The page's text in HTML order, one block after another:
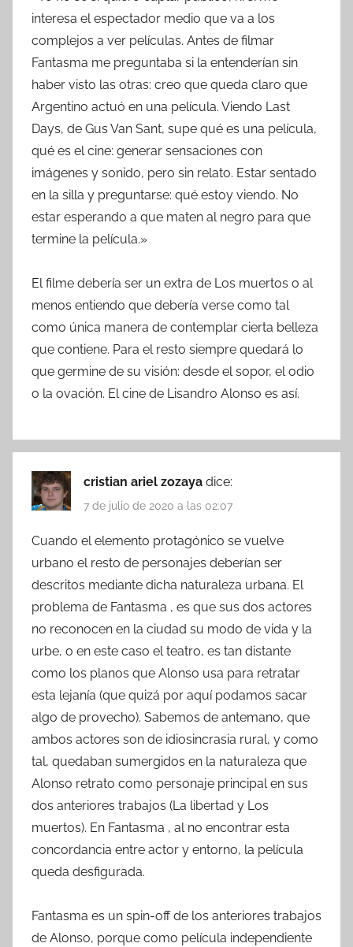
interesa el espectador medio que va a los
complejos a ver películas. Antes de filmar
Fantasma me preguntaba si la entenderían sin
haber visto las otras: creo que queda claro que
Argentino actuó en una película. Viendo Last
Days, de Gus Van Sant, supe qué es una película,
qué es el cine: generar sensaciones con
imágenes y sonido, pero sin relato. Estar sentado
en la silla y preguntarse: qué estoy viendo. No
estar esperando a que maten al negro para que
termine la película.»
El filme debería ser un extra de Los muertos o al
menos entiendo que debería verse como tal
como única manera de contemplar cierta belleza
que contiene. Para el resto siempre quedará lo
que germine de su visión: desde el sopor, el odio
o la ovación. El cine de Lisandro Alonso es así.
cristian ariel zozaya dice:
7 de julio de 2020 a las 02:07
Cuando el elemento protagónico se vuelve
urbano el resto de personajes deberían ser
descritos mediante dicha naturaleza urbana. El
problema de Fantasma , es que sus dos actores
no reconocen en la ciudad su modo de vida y la
urbe, o en este caso el teatro, es tan distante
como los planos que Alonso usa para retratar
esta lejanía (que quizá por aquí podamos sacar
algo de provecho). Sabemos de antemano, que
ambos actores son de idiosincrasia rural, y como
tal, quedaban sumergidos en la naturaleza que
Alonso retrato como personaje principal en sus
dos anteriores trabajos (La libertad y Los
muertos). En Fantasma , al no encontrar esta
concordancia entre actor y entorno, la película
queda desfigurada.
Fantasma es un spin-off de los anteriores trabajos
de Alonso, porque como película independiente